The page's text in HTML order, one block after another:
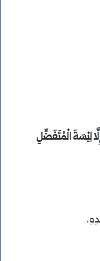
لِبْسَةَ الْمُتَفَضِّلِ